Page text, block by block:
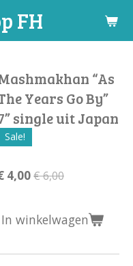
FH
“As
Years Go By”
single uit Japan
Sale!
4,00€ 6,00
In winkelwagen